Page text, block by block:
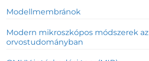
Modellmembránok
Modern mikroszkópos módszerek az
orvostudományban